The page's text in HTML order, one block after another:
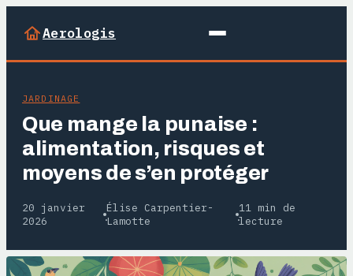
Aerologis
JARDINAGE
Que mange la punaise :
alimentation, risques et
moyens de s’en protéger
20 janvier
2026
·
Élise Carpentier-
Lamotte
·
11 min de
lecture